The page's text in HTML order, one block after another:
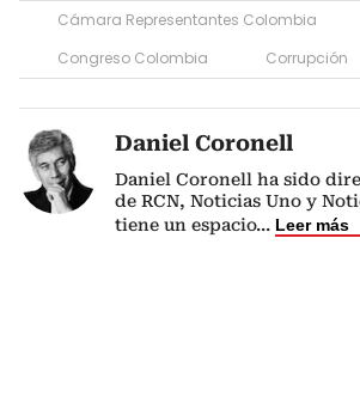
Cámara Representantes Colombia
Congreso Colombia
Corrupción
Daniel Coronell
Daniel Coronell ha sido
de RCN, Noticias Uno y
tiene un espacio... Leer más